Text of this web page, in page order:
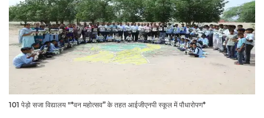
101 पेड़ो सजा विद्यालय "*वन महोत्सव” के तहत आईजीएनपी स्कूल में पौधारोपण*